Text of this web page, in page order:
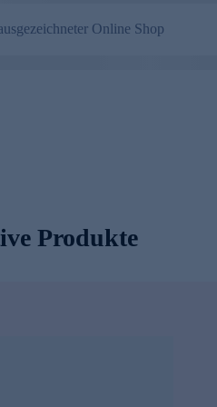
Online Shop
Produkte